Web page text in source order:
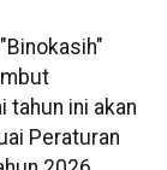
tahun ini akan
Peraturan